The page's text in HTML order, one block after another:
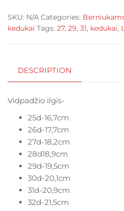
32d
quantity
SKU: N/A Categories:
kedukai Tags: 27, 29, 31, kedukai,
DESCRIPTION
Vidpadžio ilgis-
25d-16,7cm
26d-17,7cm
27d-18,2cm
28d18,9cm
29d-19,5cm
30d-20,1cm
31d-20,9cm
32d-21,5cm